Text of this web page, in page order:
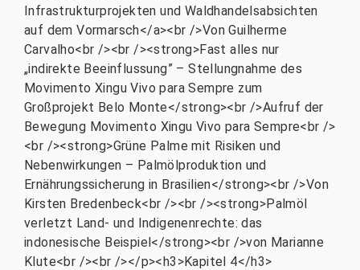
Infrastrukturprojekten und Waldhandelsabsichten
auf dem Vormarsch</a><br />Von Guilherme
Carvalho<br /><br /><strong>Fast alles nur
„indirekte Beeinflussung” – Stellungnahme des
Movimento Xingu Vivo para Sempre zum
Großprojekt Belo Monte</strong><br />Aufruf der
Bewegung Movimento Xingu Vivo para Sempre<br />
<br /><strong>Grüne Palme mit Risiken und
Nebenwirkungen – Palmölproduktion und
Ernährungssicherung in Brasilien</strong><br />Von
Kirsten Bredenbeck<br /><br /><strong>Palmöl
verletzt Land- und Indigenenrechte: das
indonesische Beispiel</strong><br />von Marianne
Klute<br /><br /></p><h3>Kapitel 4</h3>